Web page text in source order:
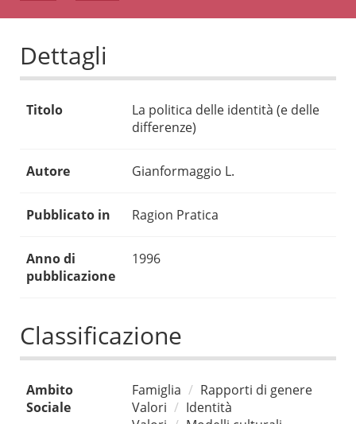
Dettagli
Titolo
La politica delle identità (e delle
differenze)
Autore Gianformaggio L.
Pubblicato in Ragion Pratica
Anno di
pubblicazione
1996
Classificazione
Ambito
Sociale
Famiglia
Rapporti di genere
Valori
Identità